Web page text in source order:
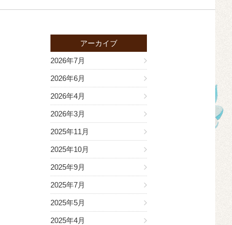
アーカイブ
2026年7月
2026年6月
2026年4月
2026年3月
2025年11月
2025年10月
2025年9月
2025年7月
2025年5月
2025年4月